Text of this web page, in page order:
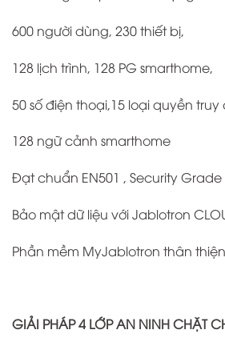
600 người dùng, 230 thiết bị,
128 lịch trình, 128 PG smarthome,
50 số điện thoại,15 loại quyền truy
128 ngữ cảnh smarthome
Đạt chuẩn EN501 , Security Grade
Bảo mật dữ liệu với Jablotron
Phần mềm MyJablotron thân
GIẢI PHÁP 4 LỚP AN NINH CHẶT